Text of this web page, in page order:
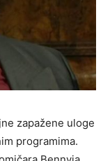
zapažene uloge
programima.